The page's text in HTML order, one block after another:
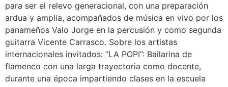
para ser el relevo generacional, con una preparación
ardua y amplia, acompañados de música en vivo por los
panameños Valo Jorge en la percusión y como segunda
guitarra Vicente Carrasco. Sobre los artistas
internacionales invitados:​ “LA POPI”: Bailarina de
flamenco con una larga trayectoria como docente,
durante una época impartiendo clases en la escuela